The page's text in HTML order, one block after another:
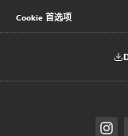
Cookie 首选项